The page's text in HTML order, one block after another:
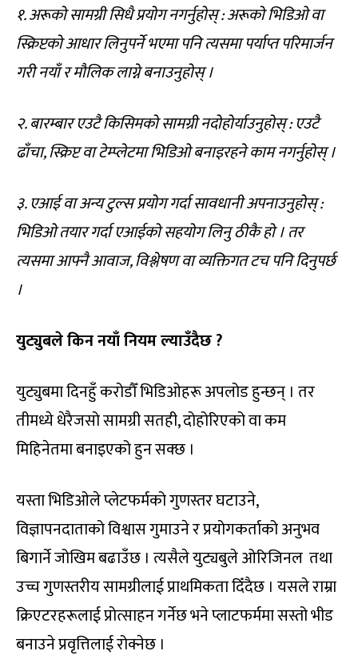
१. अरूको सामग्री सिधै प्रयोग नगर्नुहोस् : अरूको भिडिओ वा
स्क्रिप्टको आधार लिनुपर्ने भएमा पनि त्यसमा पर्याप्त परिमार्जन
गरी नयाँ र मौलिक लाग्ने बनाउनुहोस् ।
२. बारम्बार एउटै किसिमको सामग्री नदोहोर्याउनुहोस् : एउटै
ढाँचा, स्क्रिप्ट वा टेम्प्लेटमा भिडिओ बनाइरहने काम नगर्नुहोस् ।
३. एआई वा अन्य टुल्स प्रयोग गर्दा सावधानी अपनाउनुहोस् :
भिडिओ तयार गर्दा एआईको सहयोग लिनु ठीकै हो । तर
त्यसमा आफ्नै आवाज, विश्लेषण वा व्यक्तिगत टच पनि दिनुपर्छ
।
युट्युबले किन नयाँ नियम ल्याउँदैछ ?
युट्युबमा दिनहुँ करोडौँ भिडिओहरू अपलोड हुन्छन् । तर
तीमध्ये धेरैजसो सामग्री सतही, दोहोरिएको वा कम
मिहिनेतमा बनाइएको हुन सक्छ ।
यस्ता भिडिओले प्लेटफर्मको गुणस्तर घटाउने,
विज्ञापनदाताको विश्वास गुमाउने र प्रयोगकर्ताको अनुभव
बिगार्ने जोखिम बढाउँछ । त्यसैले युट्यबुले ओरिजिनल तथा
उच्च गुणस्तरीय सामग्रीलाई प्राथमिकता दिँदैछ । यसले राम्रा
क्रिएटरहरूलाई प्रोत्साहन गर्नेछ भने प्लाटफर्ममा सस्तो भीड
बनाउने प्रवृत्तिलाई रोक्नेछ ।